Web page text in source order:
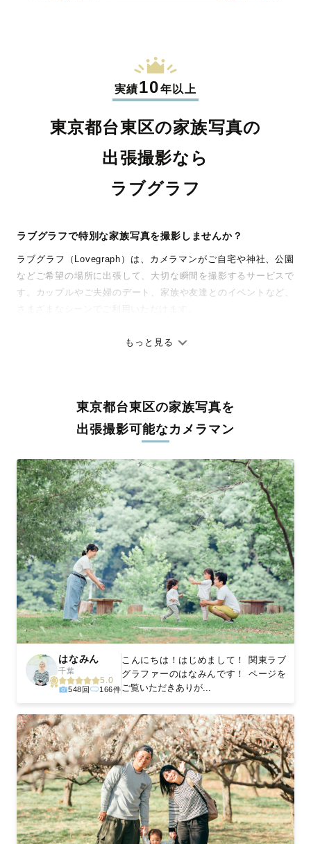
実績10年以上
東京都台東区の家族写真の
出張撮影なら
ラブグラフ
ラブグラフで特別な家族写真を撮影しませんか？
ラブグラフ（Lovegraph）は、カメラマンがご自宅や神社、公園
などご希望の場所に出張して、大切な瞬間を撮影するサービスで
す。カップルやご夫婦のデート、家族や友達とのイベントなど、
ありのままの空気感を大切に、何十年経っても見返したくなるよ
料金は全国どこでも一律。わかりやすく安心の価格設定です。オ
リジナルの研修と厳正な審査に合格し、撮影技術やホスピタリテ
ィを身につけたプロのカメラマンが全国47都道府県に在籍してい
験をお届けします。
丁寧なレタッチで思い出を美しく仕上げます
撮影後は、独自の編集技術で写真の明るさや色合いを丁寧に調
整。自然な雰囲気を残しつつも、おしゃれで洗練された仕上がり
に。きっと「こんな写真を撮ってほしかった！」と思える一枚に
出会えます。まずは、ラブグラフの撮影事例をご覧ください。
もっと見る
東京都台東区の家族写真を
出張撮影可能なカメラマン
はなみん
千葉
5.0
548回 166件
こんにちは！はじめまして！ 関東ラブ
グラファーのはなみんです！ ページを
ご覧いただきありが...